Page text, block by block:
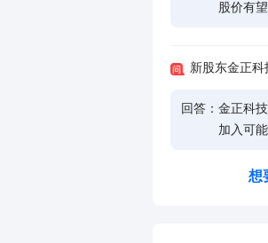
股价有
新股东金正科
回答： 金正科
加入可
想